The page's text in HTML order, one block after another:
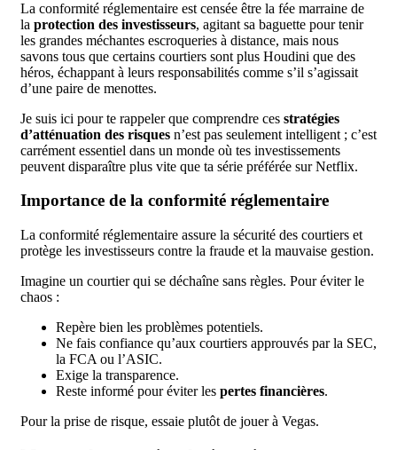
La conformité réglementaire est censée être la fée marraine de
la protection des investisseurs, agitant sa baguette pour tenir
les grandes méchantes escroqueries à distance, mais nous
savons tous que certains courtiers sont plus Houdini que des
héros, échappant à leurs responsabilités comme s’il s’agissait
d’une paire de menottes.
Je suis ici pour te rappeler que comprendre ces stratégies
d’atténuation des risques n’est pas seulement intelligent ; c’est
carrément essentiel dans un monde où tes investissements
peuvent disparaître plus vite que ta série préférée sur Netflix.
Importance de la conformité réglementaire
La conformité réglementaire assure la sécurité des courtiers et
protège les investisseurs contre la fraude et la mauvaise gestion.
Imagine un courtier qui se déchaîne sans règles. Pour éviter le
chaos :
Repère bien les problèmes potentiels.
Ne fais confiance qu’aux courtiers approuvés par la SEC,
la FCA ou l’ASIC.
Exige la transparence.
Reste informé pour éviter les pertes financières.
Pour la prise de risque, essaie plutôt de jouer à Vegas.